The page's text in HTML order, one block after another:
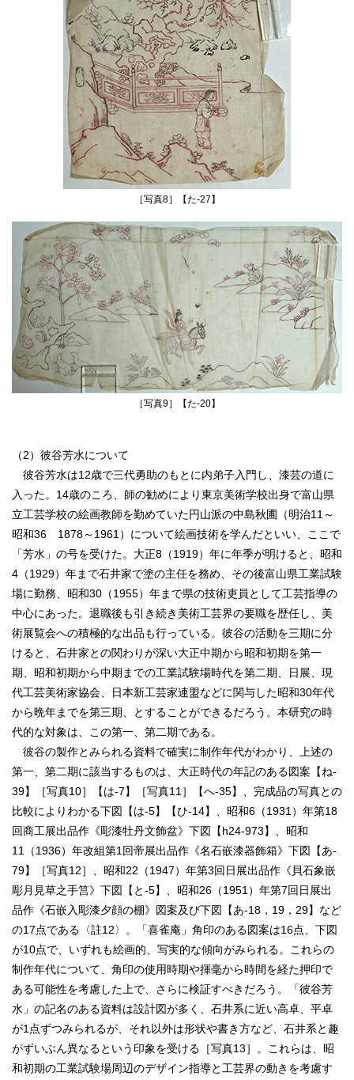
［写真8］【た‐27】
［写真9］【た‐20】
（2）彼谷芳水について
彼谷芳水は12歳で三代勇助のもとに内弟子入門し、漆芸の道に
入った。14歳のころ、師の勧めにより東京美術学校出身で富山県
立工芸学校の絵画教師を勤めていた円山派の中島秋圃（明治11～
昭和36 1878～1961）について絵画技術を学んだといい、ここで
「芳水」の号を受けた。大正8（1919）年に年季が明けると、昭和
4（1929）年まで石井家で塗の主任を務め、その後富山県工業試験
場に勤務、昭和30（1955）年まで県の技術吏員として工芸指導の
中心にあった。退職後も引き続き美術工芸界の要職を歴任し、美
術展覧会への積極的な出品も行っている。彼谷の活動を三期に分
けると、石井家との関わりが深い大正中期から昭和初期を第一
期、昭和初期から中期までの工業試験場時代を第二期、日展、現
代工芸美術家協会、日本新工芸家連盟などに関与した昭和30年代
から晩年までを第三期、とすることができるだろう。本研究の時
代的な対象は、この第一、第二期である。
彼谷の製作とみられる資料で確実に制作年代がわかり、上述の
第一、第二期に該当するものは、大正時代の年記のある図案【ね‐
39】［写真10］【は‐7】［写真11］【へ‐35】、完成品の写真との
比較によりわかる下図【は‐5】【ひ‐14】、昭和6（1931）年第18
回商工展出品作《彫漆牡丹文飾盆》下図【h24‐973】、昭和
11（1936）年改組第1回帝展出品作《名石嵌漆器飾箱》下図【あ‐
79】［写真12］、昭和22（1947）年第3回日展出品作《貝石象嵌
彫月見草之手筥》下図【と‐5】、昭和26（1951）年第7回日展出
品作《石嵌入彫漆夕顔の棚》図案及び下図【あ‐18，19，29】など
の17点である〈註12〉。「喜雀庵」角印のある図案は16点、下図
が10点で、いずれも絵画的、写実的な傾向がみられる。これらの
制作年代について、角印の使用時期や揮毫から時間を経た押印で
ある可能性を考慮した上で、さらに検証すべきだろう。「彼谷芳
水」の記名のある資料は設計図が多く、石井系に近い高卓、平卓
が1点ずつみられるが、それ以外は形状や書き方など、石井系と趣
がずいぶん異なるという印象を受ける［写真13］。これらは、昭
和初期の工業試験場周辺のデザイン指導と工芸界の動きを考慮す